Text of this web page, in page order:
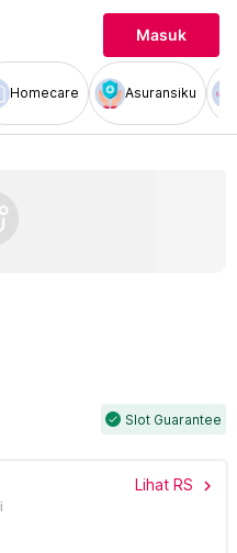
Masuk
Homecare Asuransiku
check Slot Guarantee
Lihat RS chevron_right